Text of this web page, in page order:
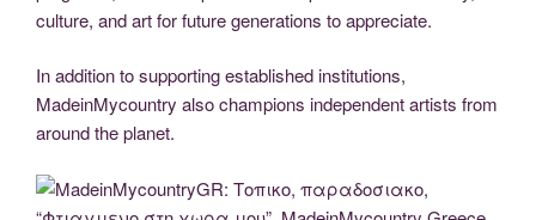
culture, and art for future generations to appreciate.
In addition to supporting established institutions,
MadeinMycountry also champions independent artists from
around the planet.